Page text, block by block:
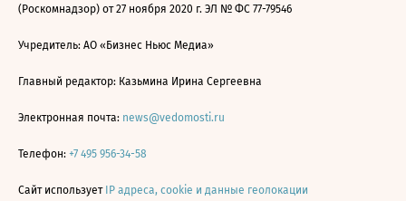
(Роскомнадзор) от 27 ноября 2020 г. ЭЛ № ФС 77-79546
Учредитель: АО «Бизнес Ньюс Медиа»
Главный редактор: Казьмина Ирина Сергеевна
Электронная почта: news@vedomosti.ru
Телефон: +7 495 956-34-58
Сайт использует IP адреса, cookie и данные геолокации